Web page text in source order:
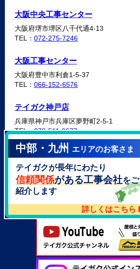
大阪中央工事センター
大阪府堺市堺区八千代通4-13
TEL： 072-275-7246
大阪工事センター
大阪府豊中市利倉1-5-37
TEL： 066-152-6576
テイガク神戸店
兵庫県神戸市兵庫区夢野町2-5-1
TEL：078-511-9677
テイガク泉北・泉南店
大阪府泉北郡忠岡町高月南3-14
TEL：072-521-2637
中部・九州 エリアのお客さま
テイガクが長年にわたり
信頼関係がある工事会社をご
紹介します
詳しくはこちら